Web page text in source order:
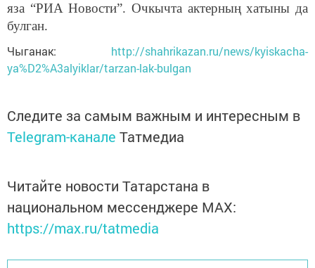
яза “РИА Новости”. Очкычта актерның хатыны да
булган.
Чыганак: http://shahrikazan.ru/news/kyiskacha-
ya%D2%A3alyiklar/tarzan-lak-bulgan
Следите за самым важным и интересным в
Telegram-канале Татмедиа
Читайте новости Татарстана в
национальном мессенджере MАХ:
https://max.ru/tatmedia